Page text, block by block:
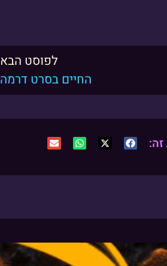
לפוסט הבא
החיים בסרט דרמה